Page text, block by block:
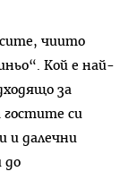
чиито
Кой е най-
за
гостите си
и далечни
до